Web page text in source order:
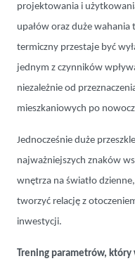
projektowania i
upałów oraz duże
termiczny przestaje być
jednym z czynników
niezależnie od
mieszkaniowych po
Jednocześnie duże
najważniejszych znaków
wnętrza na światło
tworzyć relację z
inwestycji.
Trening parametrów, który